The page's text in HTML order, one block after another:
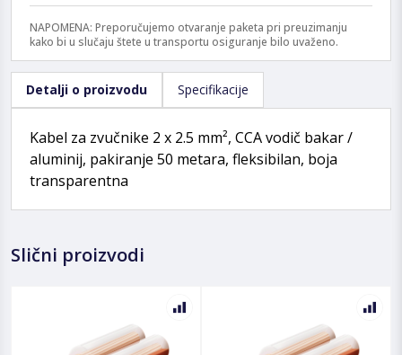
NAPOMENA: Preporučujemo otvaranje paketa pri preuzimanju
kako bi u slučaju štete u transportu osiguranje bilo uvaženo.
Detalji o proizvodu Specifikacije
Kabel za zvučnike 2 x 2.5 mm², CCA vodič bakar /
aluminij, pakiranje 50 metara, fleksibilan, boja
transparentna
Slični proizvodi